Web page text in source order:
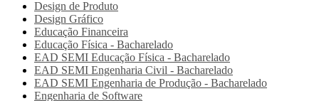
Design de Produto
Design Gráfico
Educação Financeira
Educação Física - Bacharelado
EAD SEMI Educação Física - Bacharelado
EAD SEMI Engenharia Civil - Bacharelado
EAD SEMI Engenharia de Produção - Bacharelado
Engenharia de Software